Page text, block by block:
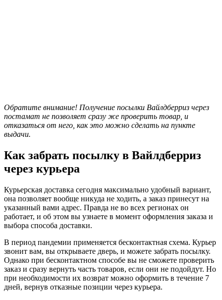
Обратите внимание! Получение посылки Вайлдберриз через
постамат не позволяет сразу же проверить товар, и
отказаться от него, как это можно сделать на пункте
выдачи.
Как забрать посылку в Вайлдберриз
через курьера
Курьерская доставка сегодня максимально удобный вариант,
она позволяет вообще никуда не ходить, а заказ принесут на
указанный вами адрес. Правда не во всех регионах он
работает, и об этом вы узнаете в момент оформления заказа и
выбора способа доставки.
В период пандемии применяется бесконтактная схема. Курьер
звонит вам, вы открываете дверь, и можете забрать посылку.
Однако при бесконтактном способе вы не сможете проверить
заказ и сразу вернуть часть товаров, если они не подойдут. Но
при необходимости их возврат можно оформить в течение 7
дней, вернув отказные позиции через курьера.